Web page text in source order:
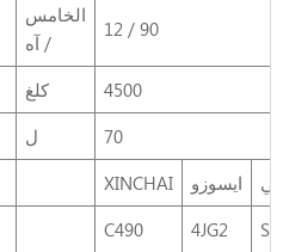
الخامس
/ آه
12 / 90
كلغ
4500
ل 70
XINCHAI ايسوزو
C490 4JG2 S4S